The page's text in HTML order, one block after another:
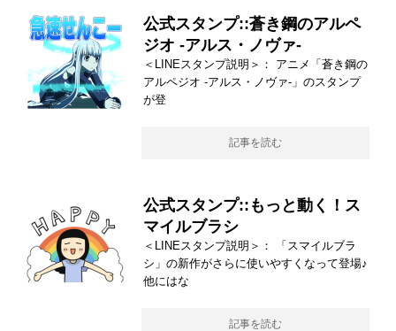
公式スタンプ::蒼き鋼のアルペ
ジオ -アルス・ノヴァ-
＜LINEスタンプ説明＞： アニメ「蒼き鋼の
アルペジオ ‐アルス・ノヴァ‐」のスタンプ
が登
記事を読む
公式スタンプ::もっと動く！ス
マイルブラシ
＜LINEスタンプ説明＞： 「スマイルブラ
シ」の新作がさらに使いやすくなって登場♪
他にはな
記事を読む